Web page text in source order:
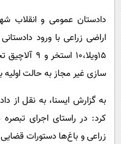
اراضی زراعی با ورود
سازی غیر مجاز به حالت
به گزارش ایسنا، به نقل از
زراعی و باغ‌ها دستورات